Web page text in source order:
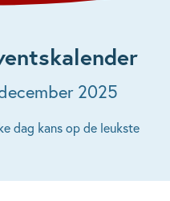
2025
dag kans op de leukste